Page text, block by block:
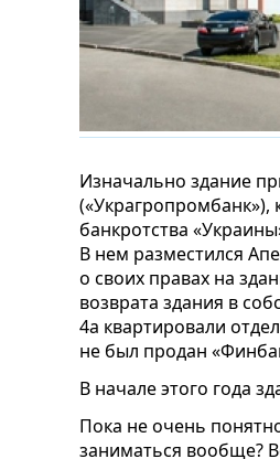
Изначально здание
(«Украгропромбанк»),
банкротства
В нем разместился
о своих правах на
возврата здания в
4а квартировали
не был продан
В начале этого года
Пока не очень
заниматься вообще?